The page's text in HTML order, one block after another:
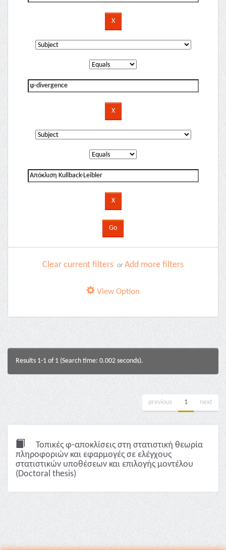
Clear current filters or Add more filters
View Option
Results 1-1 of 1 (Search time: 0.002 seconds).
previous 1 next
Τοπικές φ-αποκλίσεις στη στατιστική θεωρία
πληροφοριών και εφαρμογές σε ελέγχους
στατιστικών υποθέσεων και επιλογής μοντέλου
(Doctoral thesis)